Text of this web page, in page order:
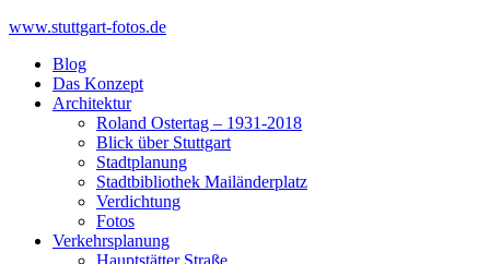
Skip
content
www.stuttgart-fotos.de
Blog
Das Konzept
Architektur
Roland Ostertag – 1931-2018
Blick über Stuttgart
Stadtplanung
Stadtbibliothek Mailänderplatz
Verdichtung
Fotos
Verkehrsplanung
Hauptstätter Straße